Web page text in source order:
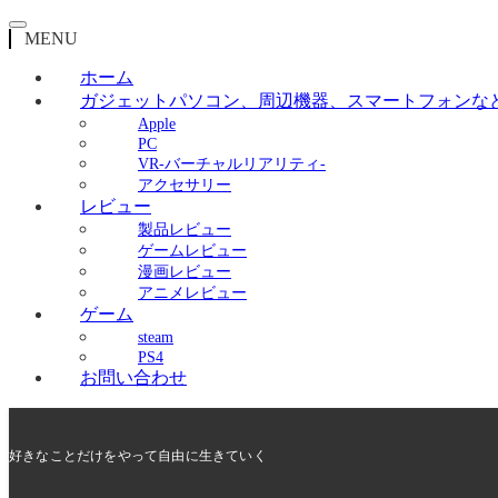
MENU
ホーム
ガジェット パソコン、周辺機器、スマートフォンな
Apple
PC
VR-バーチャルリアリティ-
アクセサリー
レビュー
製品レビュー
ゲームレビュー
漫画レビュー
アニメレビュー
ゲーム
steam
PS4
お問い合わせ
好きなことだけをやって自由に生きていく